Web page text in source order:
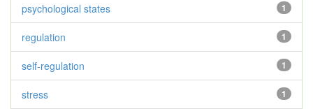
1
psychological states
1
regulation
1
self-regulation
1
stress